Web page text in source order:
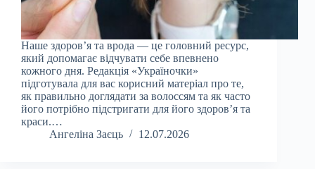
Наше здоров’я та врода — це головний ресурс,
який допомагає відчувати себе впевнено
кожного дня. Редакція «Україночки»
підготувала для вас корисний матеріал про те,
як правильно доглядати за волоссям та як часто
його потрібно підстригати для його здоров’я та
краси.…
Ангеліна Заєць
12.07.2026